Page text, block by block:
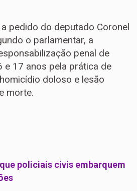
pedido do deputado Coronel
o parlamentar, a
penal de
e 17 anos pela prática de
doloso e lesão
morte.
policiais civis embarquem